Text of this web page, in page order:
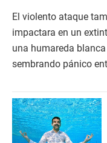
El violento ataque
impactara en un
una humareda
sembrando pánico